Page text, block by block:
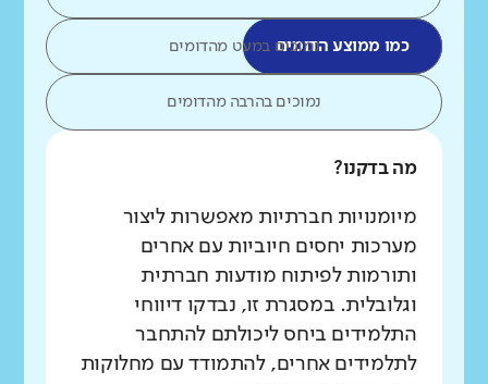
כמו ממוצע הדומיםנמוכים במעט מהדומים
נמוכים בהרבה מהדומים
מה בדקנו?
מיומנויות חברתיות מאפשרות ליצור
מערכות יחסים חיוביות עם אחרים
ותורמות לפיתוח מודעות חברתית
וגלובלית. במסגרת זו, נבדקו דיווחי
התלמידים ביחס ליכולתם להתחבר
לתלמידים אחרים, להתמודד עם מחלוקות